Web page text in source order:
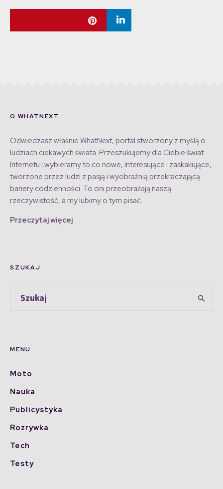
O WHATNEXT
Odwiedzasz właśnie WhatNext, portal stworzony z myślą o
ludziach ciekawych świata. Przeszukujemy dla Ciebie świat
Internetu i wybieramy to co nowe, interesujące i zaskakujące,
tworzone przez ludzi z pasją i wyobraźnią przekraczającą
bariery codzienności. To oni przeobrażają naszą
rzeczywistość, a my lubimy o tym pisać.
Przeczytaj więcej
SZUKAJ
MENU
Moto
Nauka
Publicystyka
Rozrywka
Tech
Testy